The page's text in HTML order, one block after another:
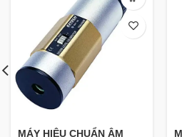
MÁY HIỆU CHUẨN ÂM